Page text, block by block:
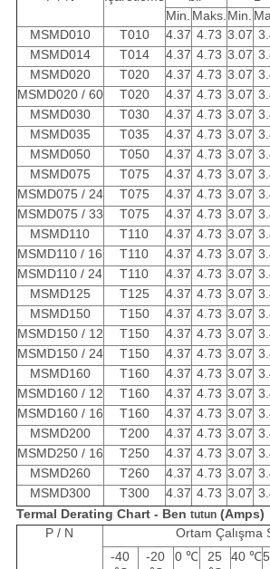
Min. Maks.Min.
MSMD010
T010 4.37 4.73 3.07
MSMD014
T014 4.37 4.73 3.07
MSMD020
T020 4.37 4.73 3.07
MSMD020 / 60
T020 4.37 4.73 3.07
MSMD030
T030 4.37 4.73 3.07
MSMD035
T035 4.37 4.73 3.07
MSMD050
T050 4.37 4.73 3.07
MSMD075
T075 4.37 4.73 3.07
MSMD075 / 24
T075 4.37 4.73 3.07
MSMD075 / 33
T075 4.37 4.73 3.07
MSMD110
T110 4.37 4.73 3.07
MSMD110 / 16
T110 4.37 4.73 3.07
MSMD110 / 24
T110 4.37 4.73 3.07
MSMD125
T125 4.37 4.73 3.07
MSMD150
T150 4.37 4.73 3.07
MSMD150 / 12
T150 4.37 4.73 3.07
MSMD150 / 24
T150 4.37 4.73 3.07
MSMD160
T160 4.37 4.73 3.07
MSMD160 / 12
T160 4.37 4.73 3.07
MSMD160 / 16
T160 4.37 4.73 3.07
MSMD200
T200 4.37 4.73 3.07
MSMD250 / 16
T250 4.37 4.73 3.07
MSMD260
T260 4.37 4.73 3.07
MSMD300
T300 4.37 4.73 3.07
Termal Derating Chart - Ben tutun(Amps)
P / N
Ortam Çalışma
-40
-20
0 ℃
25
40 ℃